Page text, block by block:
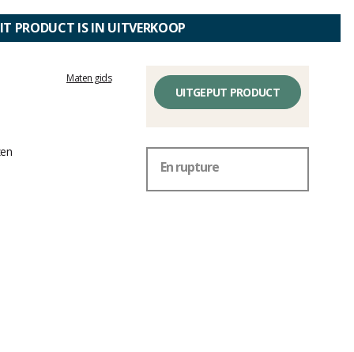
PRODUCT IS IN UITVERKOOP
Maten gids
UITGEPUT PRODUCT
En rupture